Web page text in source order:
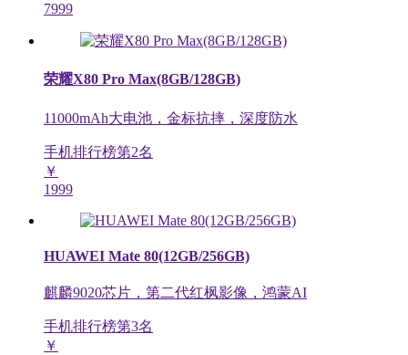
7999
荣耀X80 Pro Max(8GB/128GB)
11000mAh大电池，金标抗摔，深度防水
手机排行榜第2名
￥
1999
HUAWEI Mate 80(12GB/256GB)
麒麟9020芯片，第二代红枫影像，鸿蒙AI
手机排行榜第3名
￥